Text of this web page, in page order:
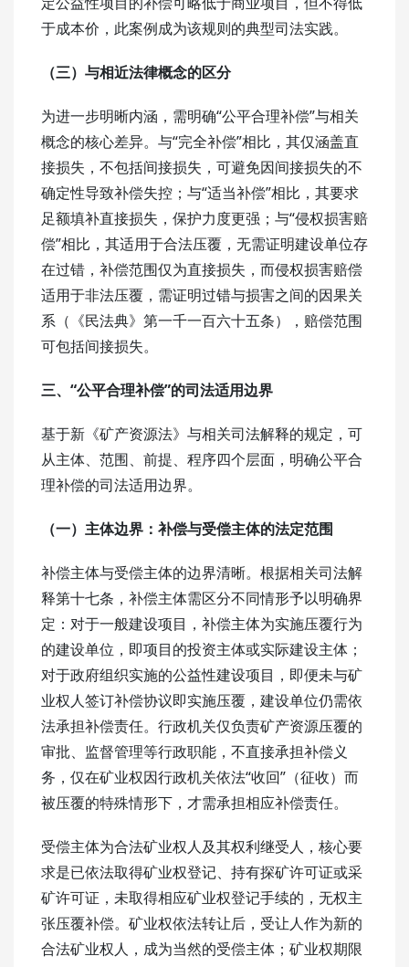
于成本价，此案例成为该规则的典型司法实践。
（三）与相近法律概念的区分
为进一步明晰内涵，需明确“公平合理补偿”与相关
概念的核心差异。与“完全补偿”相比，其仅涵盖直
接损失，不包括间接损失，可避免因间接损失的不
确定性导致补偿失控；与“适当补偿”相比，其要求
足额填补直接损失，保护力度更强；与“侵权损害赔
偿”相比，其适用于合法压覆，无需证明建设单位存
在过错，补偿范围仅为直接损失，而侵权损害赔偿
适用于非法压覆，需证明过错与损害之间的因果关
系（《民法典》第一千一百六十五条），赔偿范围
可包括间接损失。
三、“公平合理补偿”的司法适用边界
基于新《矿产资源法》与相关司法解释的规定，可
从主体、范围、前提、程序四个层面，明确公平合
理补偿的司法适用边界。
（一）主体边界： 补偿与受偿主体的法定范围
补偿主体与受偿主体的边界清晰。根据相关司法解
释第十七条，补偿主体需区分不同情形予以明确界
定：对于一般建设项目，补偿主体为实施压覆行为
的建设单位，即项目的投资主体或实际建设主体；
对于政府组织实施的公益性建设项目，即便未与矿
业权人签订补偿协议即实施压覆，建设单位仍需依
法承担补偿责任。行政机关仅负责矿产资源压覆的
审批、监督管理等行政职能，不直接承担补偿义
务，仅在矿业权因行政机关依法“收回”（征收）而
被压覆的特殊情形下，才需承担相应补偿责任。
受偿主体为合法矿业权人及其权利继受人，核心要
求是已依法取得矿业权登记、持有探矿许可证或采
矿许可证，未取得相应矿业权登记手续的，无权主
张压覆补偿。矿业权依法转让后，受让人作为新的
合法矿业权人，成为当然的受偿主体；矿业权期限